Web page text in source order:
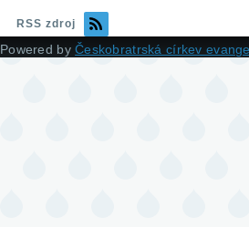
RSS zdroj
Powered byČeskobratrská církev